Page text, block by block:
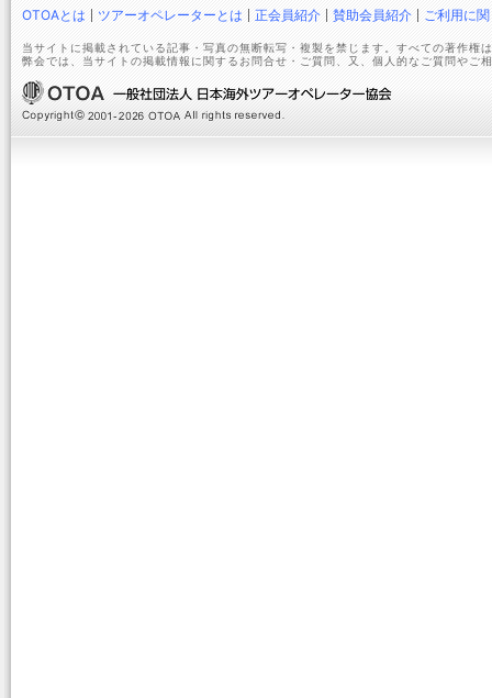
OTOAとは ツアーオペレーターとは 正会員紹介 賛助会員紹介 ご利用に
当サイトに掲載されている記事・写真の無断転写・複製を禁じます。すべての著作権
弊会では、当サイトの掲載情報に関するお問合せ・ご質問、又、個人的なご質問やご